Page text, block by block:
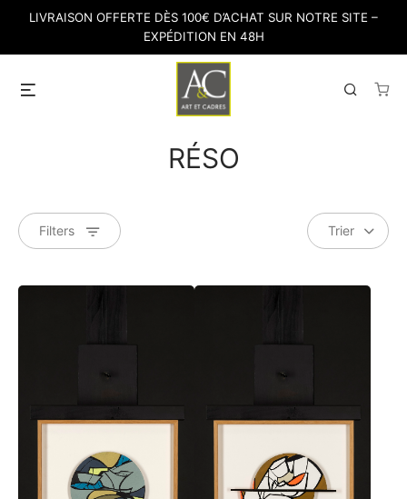
content
LIVRAISON OFFERTE DÈS 100€ D’ACHAT SUR NOTRE SITE –
EXPÉDITION EN 48H
Search
RÉSO
Filters